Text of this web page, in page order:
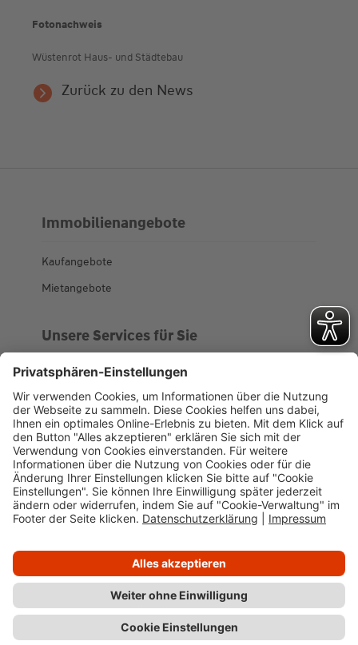
Fotonachweis
Wüstenrot Haus- und Städtebau
Zurück zu den News
Immobilienangebote
Kaufangebote
Mietangebote
Unsere Services für Sie
Kundenportal
Ankaufsprofil
Über WHS
Unsere Geschichte
News
Impressum Datenschutz Cookie-Verwaltung
Barrierefreiheit Kundenportal